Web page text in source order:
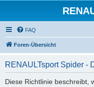
FAQ
Foren-Übersicht
RENAULTsport Spider -
Diese Richtlinie beschreibt,